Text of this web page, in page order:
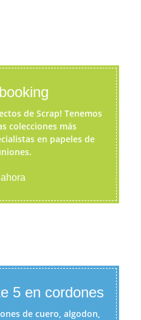
de Scrap! Tenemos
colecciones más
en papeles de
5 en cordones
de cuero, algodon,